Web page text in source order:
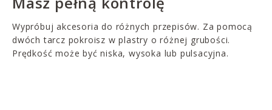
Wypróbuj akcesoria do różnych przepisów. Za pomocą
dwóch tarcz pokroisz w plastry o różnej grubości.
Prędkość może być niska, wysoka lub pulsacyjna.